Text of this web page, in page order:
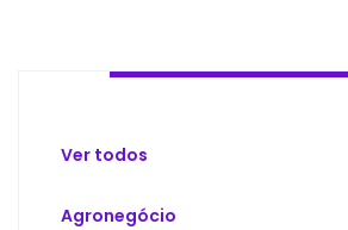
Ver todos
Agronegócio